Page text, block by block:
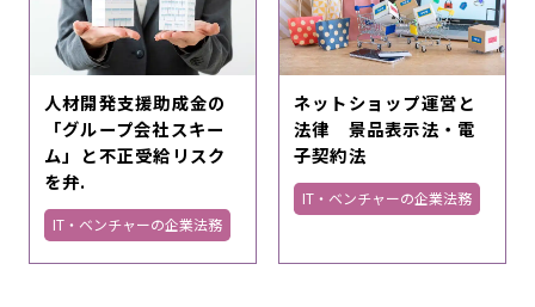
人材開発支援助成金の
「グループ会社スキー
ム」と不正受給リスク
を弁.
IT・ベンチャーの企業法務
ネットショップ運営と
法律 景品表示法・電
子契約法
IT・ベンチャーの企業法務